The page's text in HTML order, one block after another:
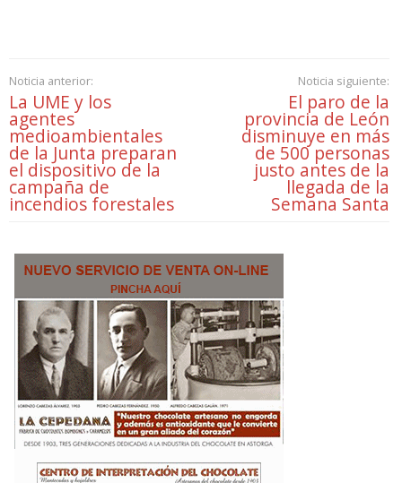
Noticia anterior:
La UME y los
agentes
medioambientales
de la Junta preparan
el dispositivo de la
campaña de
incendios forestales
Noticia siguiente:
El paro de la
provincia de León
disminuye en más
de 500 personas
justo antes de la
llegada de la
Semana Santa